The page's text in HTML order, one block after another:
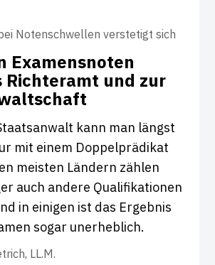
Notenschwellen verstetigt sich
Exa­mens­noten
Rich­teramt und zur
kann man längst
mit einem Doppelprädikat
meisten Ländern zählen
auch andere Qualifikationen
in einigen ist das Ergebnis
sogar unerheblich.
LL.M.